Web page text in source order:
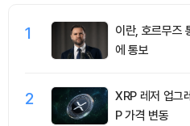
1
이란, 호르무즈
에 통보
2
XRP 레저 업그
P 가격 변동